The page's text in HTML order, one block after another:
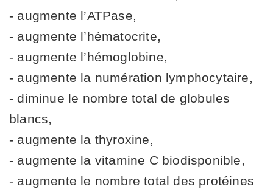
- augmente l’ATPase,
- augmente l’hématocrite,
- augmente l’hémoglobine,
- augmente la numération lymphocytaire,
- diminue le nombre total de globules
blancs,
- augmente la thyroxine,
- augmente la vitamine C biodisponible,
- augmente le nombre total des protéines